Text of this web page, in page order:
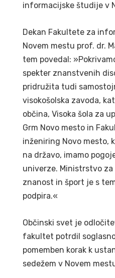
informacijske študije v
Dekan Fakultete za
Novem mestu prof. dr.
tem povedal:
spekter znanstvenih
pridružita tudi
visokošolska zavoda,
občina, Visoka šola za
Grm Novo mesto in
inženiring Novo mesto,
na državo, imamo
univerze. Ministrstvo za
znanost in šport je s
podpira.«
Občinski svet je
fakultet potrdil
pomemben korak k
sedežem v Novem